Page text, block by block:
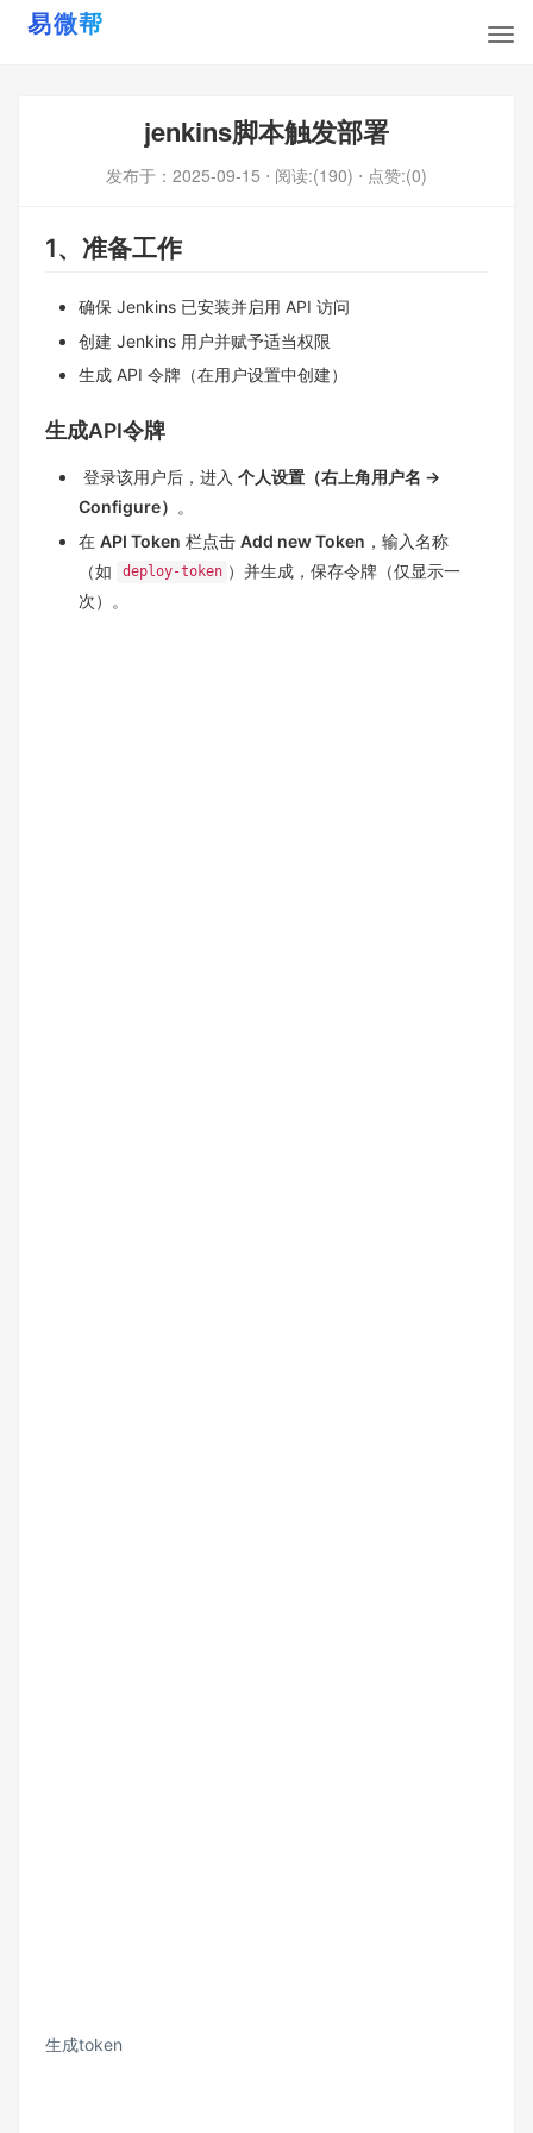
jenkins脚本触发部署
发布于： 2025-09-15 ⋅ 阅读:(190) ⋅ 点赞:(0)
1、 准备工作
确保 Jenkins 已安装并启用 API 访问
创建 Jenkins 用户并赋予适当权限
生成 API 令牌（在用户设置中创建）
生成API令牌
登录该用户后，进入 个人设置（右上角用户名 →
Configure） 。
在 API Token 栏点击 Add new Token ，输入名称
（如
deploy-token ）并生成，保存令牌（仅显示一
次）。
生成token